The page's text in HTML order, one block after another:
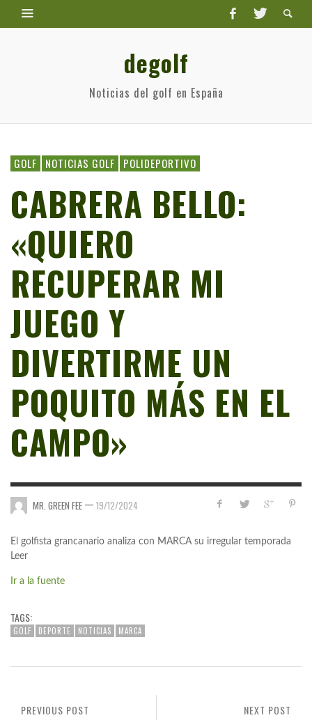
degolf
Noticias del golf en España
GOLF NOTICIAS GOLF POLIDEPORTIVO
CABRERA BELLO:
«QUIERO
RECUPERAR MI
JUEGO Y
DIVERTIRME UN
POQUITO MÁS EN EL
CAMPO»
MR. GREEN FEE — 19/12/2024
El golfista grancanario analiza con MARCA su irregular temporada
Leer
Ir a la fuente
TAGS:
GOLF DEPORTE NOTICIAS MARCA
NEXT POST
PREVIOUS POST